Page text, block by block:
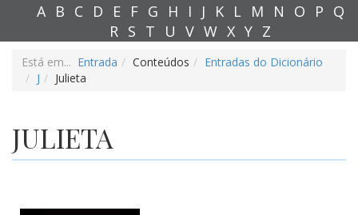
A B C D E F G H I J K L M N O P Q
R S T U V W X Y Z
Está em... Entrada Conteúdos
Entradas do Dicionário
J
Julieta
JULIETA